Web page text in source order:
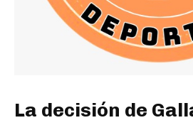
La decisión de